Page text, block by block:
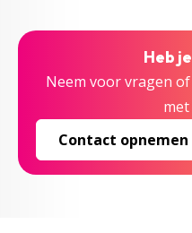
Heb
Neem voor vragen
Contact opnemen